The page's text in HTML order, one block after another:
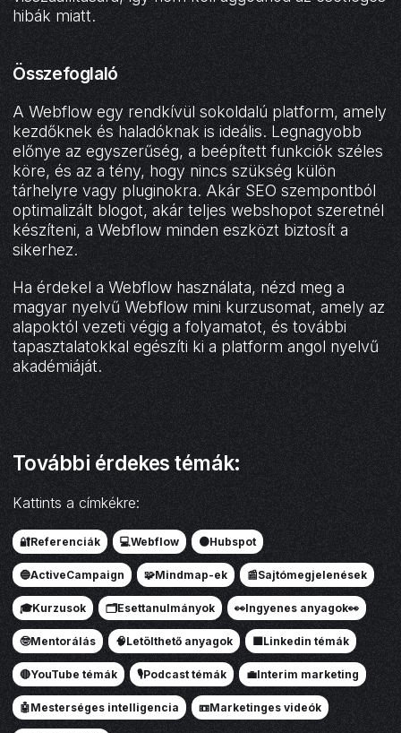
hibák miatt.
Összefoglaló
A Webflow egy rendkívül sokoldalú platform, amely
kezdőknek és haladóknak is ideális. Legnagyobb
előnye az egyszerűség, a beépített funkciók széles
köre, és az a tény, hogy nincs szükség külön
tárhelyre vagy pluginokra. Akár SEO szempontból
optimalizált blogot, akár teljes webshopot szeretnél
készíteni, a Webflow minden eszközt biztosít a
sikerhez.
Ha érdekel a Webflow használata, nézd meg a
magyar nyelvű Webflow mini kurzusomat, amely az
alapoktól vezeti végig a folyamatot, és további
tapasztalatokkal egészíti ki a platform angol nyelvű
akadémiáját.
További érdekes témák:
Kattints a címkékre:
🔐Referenciák 💻Webflow 🟠Hubspot
🔵ActiveCampaign 🧩Mindmap-ek 📰Sajtómegjelenések
🎓Kurzusok 🗂️Esettanulmányok 👀Ingyenes anyagok👀
🤓Mentorálás 🧠Letölthető anyagok 🟦Linkedin témák
🔴YouTube témák 🎙️Podcast témák 💼Interim marketing
🤖Mesterséges intelligencia 📼Marketinges videók